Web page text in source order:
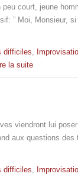
peu court, jeune
” Moi, Monsieur,
difficiles,
la suite
viendront lui
aux questions
difficiles,